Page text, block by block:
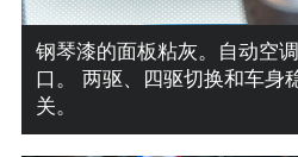
钢琴漆的面板粘灰。自动空
口。 两驱、四驱切换和车身
关。